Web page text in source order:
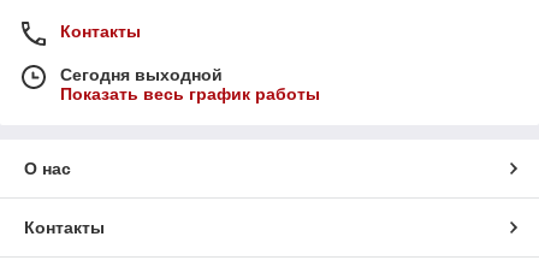
Контакты
Сегодня выходной
Показать весь график работы
О нас
Контакты